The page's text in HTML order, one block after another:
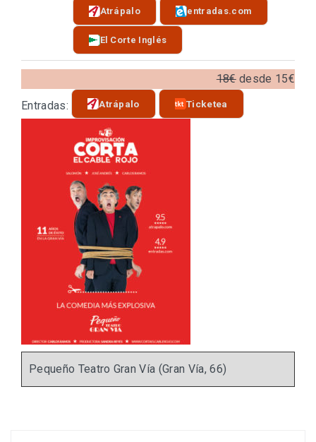
Atrápalo entradas.com
El Corte Inglés
18€desde 15€
Entradas:
Atrápalo Ticketea
Pequeño Teatro Gran Vía (Gran Vía, 66)